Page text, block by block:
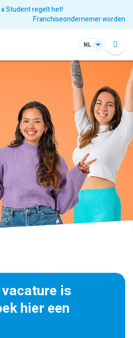
Student regelt het!
Franchiseondernemer worden
NL
is
hier een